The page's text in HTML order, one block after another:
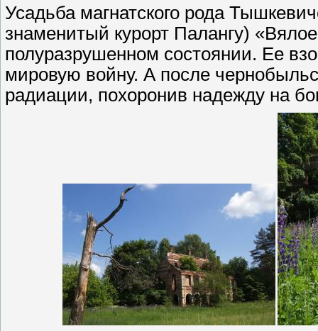
Усадьба магнатского рода
знаменитый курорт Палангу)
полуразрушенном состоянии. Ее
мировую войну. А после
радиации, похоронив надежду на